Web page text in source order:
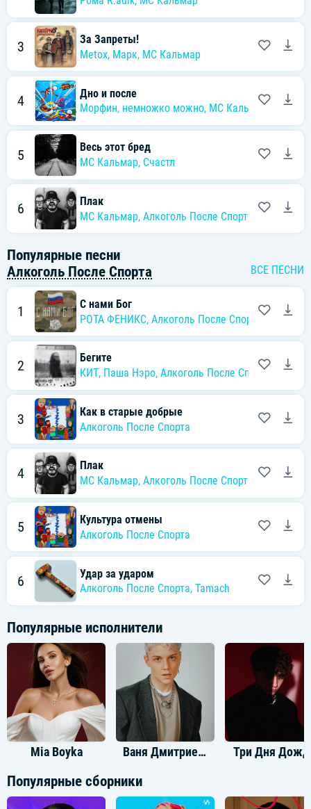
3
За Запреты!
Metox, Марк, MC Кальмар
4
Дно и после
Морфин, немножко можно, MC Кальмар Galafo
5
Весь этот бред
MC Кальмар, Счастл
6
Плак
MC Кальмар, Алкоголь После Спорта
Популярные песни
Алкоголь После Спорта
ВСЕ ПЕСНИ
1
С нами Бог
РОТА ФЕНИКС, Алкоголь После Спорта , Паша
2
Бегите
КИТ, Паша Нэро, Алкоголь После Спорта
3
Как в старые добрые
Алкоголь После Спорта
4
Плак
MC Кальмар, Алкоголь После Спорта
5
Культура отмены
Алкоголь После Спорта
6
Удар за ударом
Алкоголь После Спорта, Tamach
Популярные исполнители
Mia Boyka Ваня Дмитриенко Три Дня
Популярные сборники